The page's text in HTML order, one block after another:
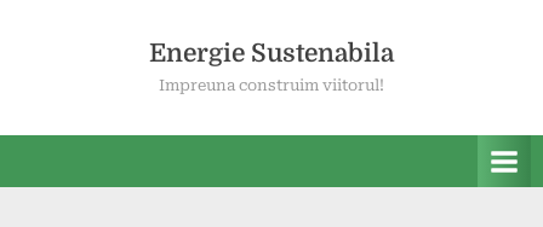
Energie Sustenabila
Impreuna construim viitorul!